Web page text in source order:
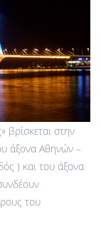
βρίσκεται στην
άξονα Αθηνών –
) και του άξονα
του